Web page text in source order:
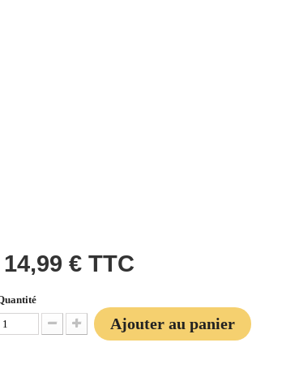
14,99 € TTC
Diminuer la quantité
Augmenter la quantité
Ajouter au panier